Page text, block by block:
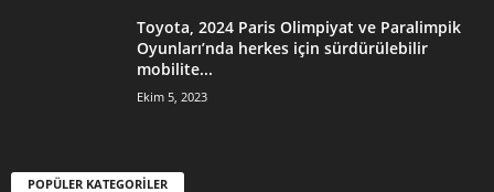
Toyota, 2024 Paris Olimpiyat ve Paralimpik
Oyunları’nda herkes için sürdürülebilir
mobilite...
Ekim 5, 2023
POPÜLER KATEGORİLER